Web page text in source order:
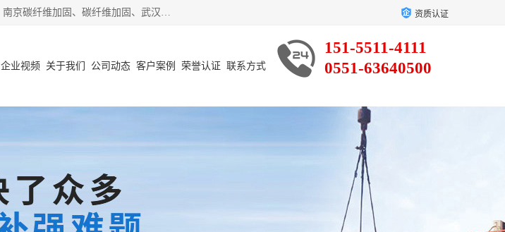
安徽泽西项目管理有限公司主营安徽合肥碳纤维加固、阜阳碳纤维加固、江西碳纤维加固、南京碳纤维加固、碳纤维加固、武汉碳纤维加固等业务，业务覆盖范围：安徽合肥、阜阳、江西、南京、武汉等区域。公司在钢筋混凝土结构改造加固、砌体结构改造加固、设计变更、结构改造加固、质量缺陷加固、地基加固等各加固改造领域具有优良的设计及施工经验。 资质认证
151-5511-4111
0551-63640500
企业视频 关于我们 公司动态 客户案例 荣誉认证 联系方式